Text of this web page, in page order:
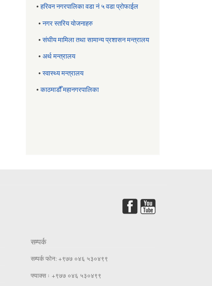
•हरिवन नगरपालिका वडा नं ५ वडा प्रोफाईल
•नगर स्तरिय याेजनाहरु
•संघीय मामिला तथा सामान्य प्रशासन मन्त्रालय
• अर्थ मन्त्रालय
•स्वास्थ्य मन्त्रालय
•काठमाडौँ महानगरपालिका
सम्पर्क
सम्पर्क फोन: +९७७ ०४६ ५३०४९९
फ्याक्स ः +९७७ ०४६ ५३०४९९